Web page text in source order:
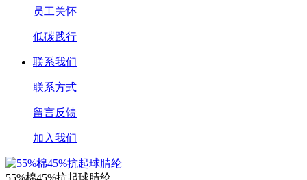
员工关怀
低碳践行
联系我们
联系方式
留言反馈
加入我们
55%棉45%抗起球腈纶